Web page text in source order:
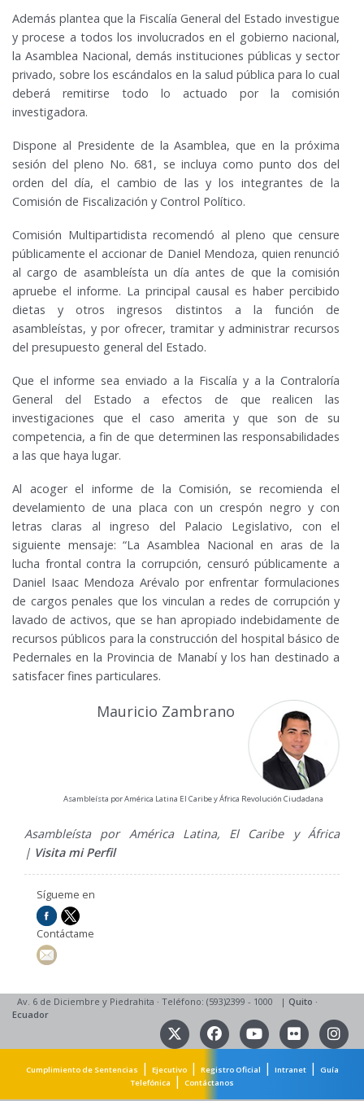
Además plantea que la Fiscalía General del Estado investigue
y procese a todos los involucrados en el gobierno nacional,
la Asamblea Nacional, demás instituciones públicas y sector
privado, sobre los escándalos en la salud pública para lo cual
deberá remitirse todo lo actuado por la comisión
investigadora.
Dispone al Presidente de la Asamblea, que en la próxima
sesión del pleno No. 681, se incluya como punto dos del
orden del día, el cambio de las y los integrantes de la
Comisión de Fiscalización y Control Político.
Comisión Multipartidista recomendó al pleno que censure
públicamente el accionar de Daniel Mendoza, quien renunció
al cargo de asambleísta un día antes de que la comisión
apruebe el informe. La principal causal es haber percibido
dietas y otros ingresos distintos a la función de
asambleístas, y por ofrecer, tramitar y administrar recursos
del presupuesto general del Estado.
Que el informe sea enviado a la Fiscalía y a la Contraloría
General del Estado a efectos de que realicen las
investigaciones que el caso amerita y que son de su
competencia, a fin de que determinen las responsabilidades
a las que haya lugar.
Al acoger el informe de la Comisión, se recomienda el
develamiento de una placa con un crespón negro y con
letras claras al ingreso del Palacio Legislativo, con el
siguiente mensaje: “La Asamblea Nacional en aras de la
lucha frontal contra la corrupción, censuró públicamente a
Daniel Isaac Mendoza Arévalo por enfrentar formulaciones
de cargos penales que los vinculan a redes de corrupción y
lavado de activos, que se han apropiado indebidamente de
recursos públicos para la construcción del hospital básico de
Pedernales en la Provincia de Manabí y los han destinado a
satisfacer fines particulares.
Mauricio Zambrano
Asambleísta por América Latina El Caribe y África Revolución Ciudadana
Asambleísta por América Latina, El Caribe y África
| Visita mi Perfil
Sígueme en
Contáctame
Av. 6 de Diciembre y Piedrahita · Teléfono: (593)2399 - 1000 | Quito ·
Ecuador
Cumplimiento de Sentencias | Ejecutivo| Registro Oficial | Intranet|
Guía
Telefónica
| Contáctanos